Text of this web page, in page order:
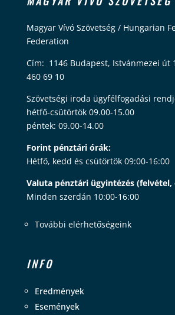
Magyar Vívó Szövetség / Hungarian
Federation
Cím: 1146 Budapest, Istvánmezei út
460 69 10
Szövetségi iroda ügyfélfogadási
hétfő-csütörtök 09.00-15.00
péntek: 09.00-14.00
Forint pénztári órák:
Hétfő, kedd és csütörtök 09:00-16:00
Valuta pénztári ügyintézés (felvétel,
Minden szerdán 10:00-16:00
További elérhetőségeink
INFO
Eredmények
Események